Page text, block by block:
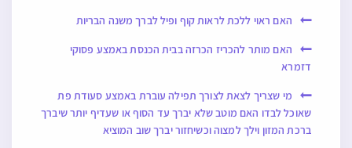
האם ראוי ללכת לראות קוף ופיל לברך משנה הבריות
האם מותר להכריז הכרזה בבית הכנסת באמצע פסוקי
דזמרא
מי שצריך לצאת לצורך תפילה עוברת באמצע סעודת פת
שאוכל לבדו האם מוטב שלא יברך עד הסוף או שעדיף יותר שיברך
ברכת המזון וילך למצוה וכשיחזור יברך שוב המוציא